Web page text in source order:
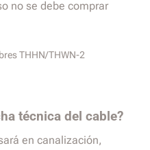
no se debe comprar
THHN/THWN-2
técnica del cable?
en canalización,